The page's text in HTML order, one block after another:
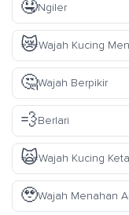
🤤Ngiler
😿Wajah Kucing
🤔Wajah Berpikir
💨Berlari
🙀Wajah Kucing
🥹Wajah Menahan